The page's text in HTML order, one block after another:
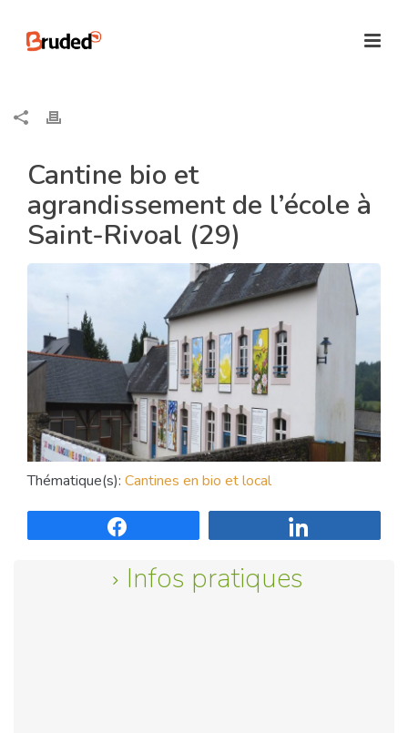
Cantine bio et
agrandissement de l’école à
Saint-Rivoal (29)
Thématique(s): Cantines en bio et local
Infos pratiques